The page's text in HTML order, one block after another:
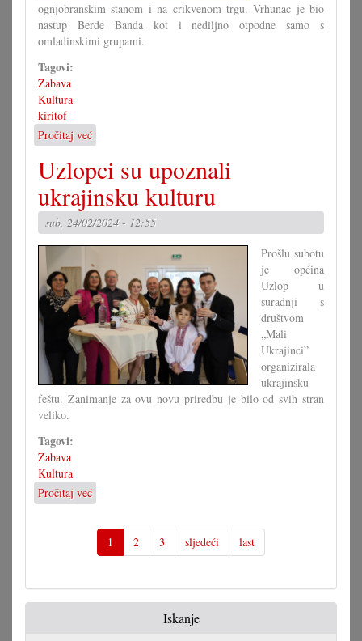
ognjobranskim stanom i na crikvenom trgu. Vrhunac je bio
nastup Berde Banda kot i nediljno otpodne samo s
omladinskimi grupami.
Tagovi:
Zabava
Kultura
kiritof
Pročitaj već
Trodnevno
slavlje
mjenovskoga
kiritofa
Uzlopci su upoznali
ukrajinsku kulturu
sub, 24/02/2024 - 12:55
Prošlu subotu
je općina
Uzlop u
suradnji s
društvom
„Mali
Ukrajinci”
organizirala
ukrajinsku
feštu. Zanimanje za ovu novu priredbu je bilo od svih stran
veliko.
Tagovi:
Zabava
Kultura
Pročitaj već
Uzlopci
su
upoznali
ukrajinsku
1 2 3 sljedeći last
Iskanje